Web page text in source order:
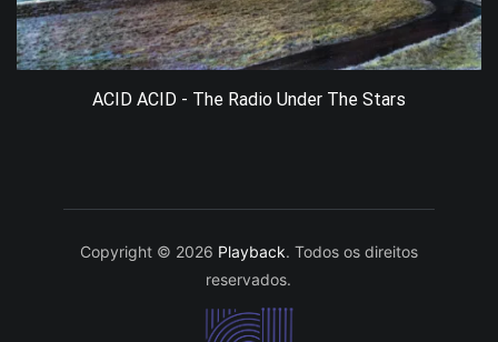
ACID ACID - The Radio Under The Stars
Copyright © 2026 Playback. Todos os direitos
reservados.